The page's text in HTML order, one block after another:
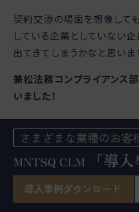
契約交渉の場面を想像して
している企業としていない
出てきてしまうかなと思いま
兼松法務コンプライアンス
いました！
この記事を書いた人
MNTSQマーケティ
MNTSQのマーケティング